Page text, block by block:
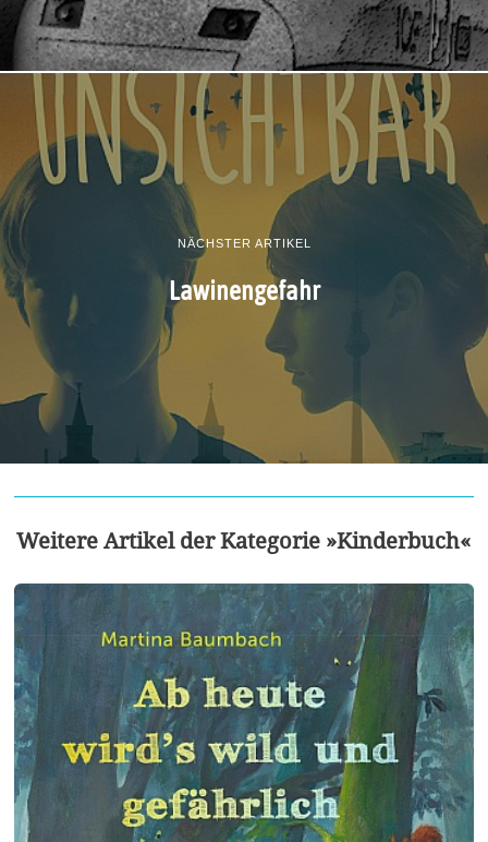
NÄCHSTER ARTIKEL
Lawinengefahr
Weitere Artikel der Kategorie »Kinderbuch«